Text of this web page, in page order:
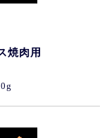
焼肉用